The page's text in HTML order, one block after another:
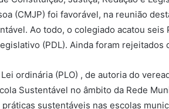
(CMJP) foi favorável, na reunião
Ao todo, o colegiado acatou
(PDL). Ainda foram rejeitados
ordinária (PLO) , de autoria do
Sustentável no âmbito da Rede
sustentáveis nas escolas